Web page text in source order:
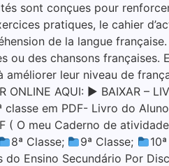
sont conçues pour
pratiques, le cahier
de la langue
des chansons françaises.
leur niveau de
AQUI: ▶ BAIXAR –
em PDF- Livro do
( O meu Caderno de
8ª Classe; 9ª Classe;
Ensino Secundário Por